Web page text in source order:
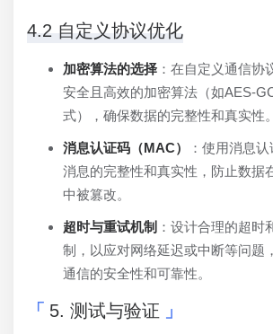
4.2 自定义协议优化
加密算法的选择 ：在自定义通信协
安全且高效的加密算法（如AES-
式），确保数据的完整性和真实性。
消息认证码（MAC）
：使用消息
消息的完整性和真实性，防止数据
中被篡改。
超时与重试机制 ：设计合理的超时
制，以应对网络延迟或中断等问题
通信的安全性和可靠性。
5. 测试与验证